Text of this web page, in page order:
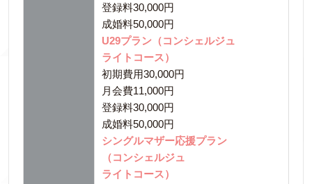
登録料30,000円
成婚料50,000円
U29プラン（コンシェルジュ
ライトコース）
初期費用30,000円
月会費11,000円
登録料30,000円
成婚料50,000円
シングルマザー応援プラン
（コンシェルジュ
ライトコース）